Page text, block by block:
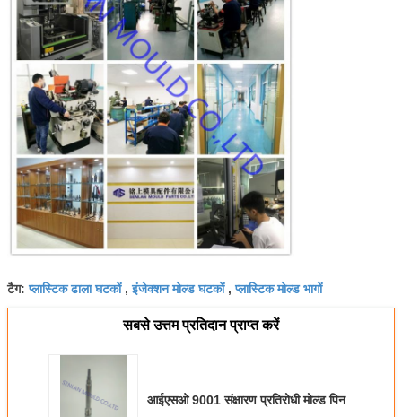
टैग:प्लास्टिक ढाला घटकों,इंजेक्शन मोल्ड घटकों,प्लास्टिक मोल्ड भागों
सबसे उत्तम प्रतिदान प्राप्त करें
आईएसओ 9001 संक्षारण प्रतिरोधी मोल्ड पिन